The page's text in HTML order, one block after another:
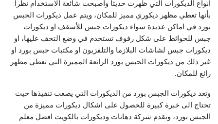
انواع الديكورات التي ظهرت حديثاً واصبحت شائعة الاستخدام نظراً
بأنها تعطي مظهر ديكوري مميز للمكان، ويتم عمل ديكورات الجبس
بورد في اماكن عديدة سواء ديكورات جبس للأسقف او ديكورات
جبس للحوائط على شكل رفوف تستخدم في وضع التحف عليها، او
ديكورات جبس لشاشات البلازما والتلفزيون او مكتبات جبس بورد او
غير ذلك من ديكورات الجبس بورد الرائعة المميزة التي تعطي مظهر
رائع للمكان.
وتعد ديكورات الجبس بورد من الديكورات التي يصعب تنفيذها حيث
تحتاج الى خبرة كبيرة للحصول على اشكال ديكورات مميزة من
الجبس بورد، وتقدم شركة دهانات وديكورات بالكويت افضل معلم